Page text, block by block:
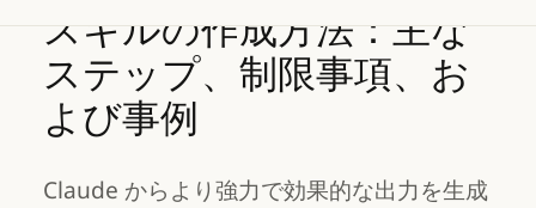
スキルの作成方法：主な
ステップ、制限事項、お
よび事例
Claude からより強力で効果的な出力を生成